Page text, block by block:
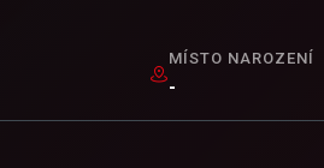
MÍSTO NAROZENÍ
-